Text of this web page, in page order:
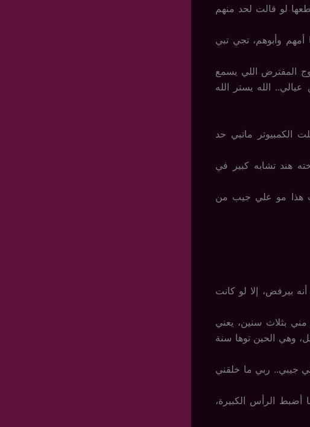
لو قالت لحد منهم
لا لا.. شنو يحبونها أكثر مني.. 17 سنة وأنا أمهم وأبوهم، تجي تبي
المفترض اللي يسمع
الله يستر الله
الكمبيوتر ماتبي حد
هند تشابه كبير في
هذا مو علي جيب من
بيرفض، إلا لو كانت
بثلاث سنين، يعني
وهي الحين توها سنة
جيبي.. ربي ما خلقني
الرأس الكبيرة،